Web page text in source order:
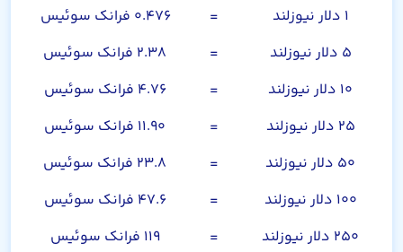
۱ دلار نیوزلند =
۰.۴۷۶ فرانک سوئیس
۵ دلار نیوزلند
=
۲.۳۸ فرانک سوئیس
۱۰ دلار نیوزلند
=
۴.۷۶ فرانک سوئیس
۲۵ دلار نیوزلند
=
۱۱.۹۰ فرانک سوئیس
۵۰ دلار نیوزلند
=
۲۳.۸ فرانک سوئیس
۱۰۰ دلار نیوزلند
=
۴۷.۶ فرانک سوئیس
۲۵۰ دلار نیوزلند
=
۱۱۹ فرانک سوئیس